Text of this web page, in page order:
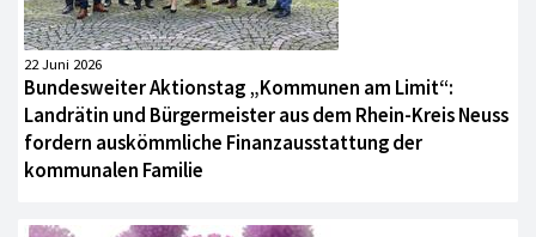
22 Juni 2026
Bundesweiter Aktionstag „Kommunen am Limit“:
Landrätin und Bürgermeister aus dem Rhein-Kreis Neuss
fordern auskömmliche Finanzausstattung der
kommunalen Familie